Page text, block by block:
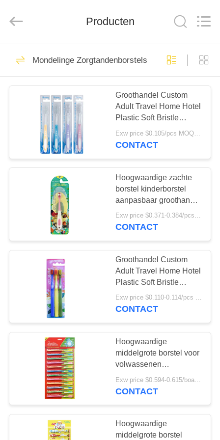
HUIS
PRODUCTEN
VIDEO'S
ONGEVEER
ONS
FABRIEKSREIS
KWALITEITSCONTROLE
CONTACTEER
VERZOEK
EEN
CITAAT
SITEMAP
PRIVACYBELEID
CENTER.
Mondelinge
Zorgtandpasta
150
Tanden die
Tandpasta's witten
58
De Tandpasta van
het fruitaroma
Geactiveerde
Houtskooltandpasta
Producten
Mondelinge Zorgtandenborstels
Groothandel Custom
Adult Travel Home Hotel
Plastic Soft Bristle
Huishoudelijk Gebruik
Tandborstel In Blister
Exw price $0.105/pcs MOQ:30000pcs
CONTACT
Hoogwaardige zachte
borstel kinderborstel
aanpasbaar groothandel
babyborstel voor
kinderen
Exw price $0.371-0.384/pcs MOQ:30000pcs
CONTACT
Groothandel Custom
Adult Travel Home Hotel
Plastic Soft Bristle
Huishoudelijk Gebruik
Tandborstel In Blister
Exw price $0.110-0.114/pcs MOQ:30000pcs
CONTACT
Hoogwaardige
middelgrote borstel voor
volwassenen
Aanpasbare
groothandelborstel voor
CONTACT
Hoogwaardige
middelgrote borstel